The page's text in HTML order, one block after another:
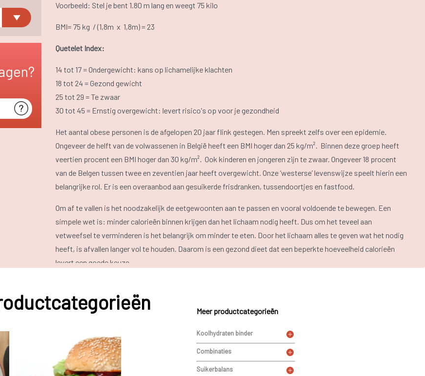
Voorbeeld: Stel je bent 1.80 m lang en weegt 75 kilo
BMI= 75 kg / (1,8m x 1,8m) = 23
Quetelet Index:
14 tot 17 = Ondergewicht: kans op lichamelijke klachten
18 tot 24 = Gezond gewicht
25 tot 29 = Te zwaar
30 tot 45 = Ernstig overgewicht: levert risico's op voor je gezondheid
Het aantal obese personen is de afgelopen 20 jaar flink gestegen. Men spreekt zelfs over een epidemie.
Ongeveer de helft van de volwassenen in België heeft een BMI hoger dan 25 kg/m². Binnen deze groep heeft
veertien procent een BMI hoger dan 30 kg/m². Ook kinderen en jongeren zijn te zwaar. Ongeveer 18 procent
van de Belgen tussen twee en zeventien jaar heeft overgewicht. Onze ‘westerse’ levenswijze speelt hierin een
belangrijke rol. Er is een overaanbod aan gesuikerde frisdranken, tussendoortjes en fastfood.
Om af te vallen is het noodzakelijk de eetgewoonten aan te passen en vooral voldoende te bewegen. Een
simpele wet is: minder calorieën binnen krijgen dan het lichaam nodig heeft. Dus om het teveel aan
vetweefsel te verminderen is het belangrijk om minder te eten. Door het lichaam alles te geven wat het nodig
heeft, is afvallen langer vol te houden. Daarom is een gezond dieet dat een beperkte hoeveelheid calorieën
levert een goede keuze.
gezondheidsrisico’s en mogelijke behandelingen.
Als eenmaal het streefgewicht is bereikt, dan blijft het de kunst om op gewicht te blijven. Een bekend
probleem na het afvallen is dat de kilo’s er weer snel bijkomen zodra het oude eetpatroon wordt opgepakt
(jojo-effect). Dit kan worden voorkomen door anders te blijven eten en te bewegen. Bij beweging maakt vet
Meer productcategorieën
Koolhydraten binder
Combinaties
Suikerbalans